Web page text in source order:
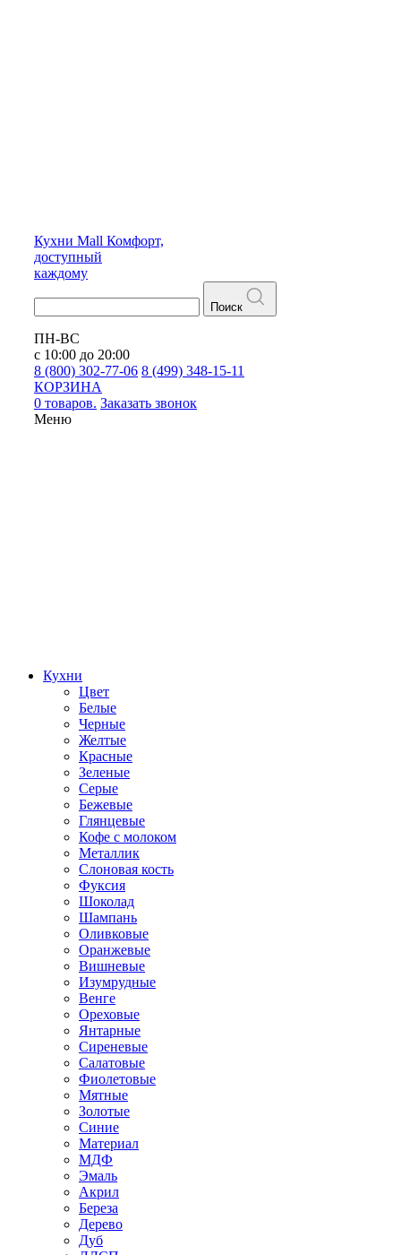
Кухни Mall Комфорт,
доступный
каждому
Поиск
ПН-ВС
с 10:00 до 20:00
8 (800) 302-77-06 8 (499) 348-15-11
КОРЗИНА
0 товаров. Заказать звонок
Меню
Кухни
Цвет
Белые
Черные
Желтые
Красные
Зеленые
Серые
Бежевые
Глянцевые
Кофе с молоком
Металлик
Слоновая кость
Фуксия
Шоколад
Шампань
Оливковые
Оранжевые
Вишневые
Изумрудные
Венге
Ореховые
Янтарные
Сиреневые
Салатовые
Фиолетовые
Мятные
Золотые
Синие
Материал
МДФ
Эмаль
Акрил
Береза
Дерево
Дуб